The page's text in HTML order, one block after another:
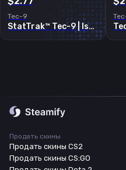
Tec-9
StatTrak™ Tec-9 | Isaac
Продать скины
Продать скины CS2
Продать скины CS:GO